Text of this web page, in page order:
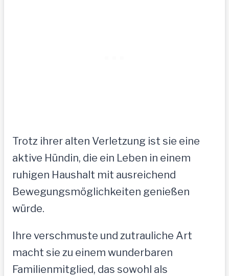
Trotz ihrer alten Verletzung ist sie eine
aktive Hündin, die ein Leben in einem
ruhigen Haushalt mit ausreichend
Bewegungsmöglichkeiten genießen
würde.
Ihre verschmuste und zutrauliche Art
macht sie zu einem wunderbaren
Familienmitglied, das sowohl als